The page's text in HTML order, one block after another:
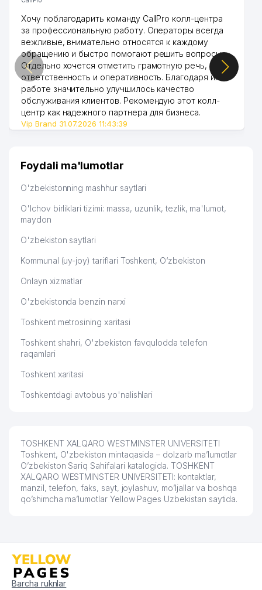
Хочу поблагодарить команду CallPro колл-центра
за профессиональную работу. Операторы всегда
вежливые, внимательно относятся к каждому
обращению и быстро помогают решить вопросы.
Отдельно хочется отметить грамотную речь,
ответственность и оперативность. Благодаря их
работе значительно улучшилось качество
обслуживания клиентов. Рекомендую этот колл-
центр как надежного партнера для бизнеса.
Vip Brand 31.07.2026 11:43:39
Foydali ma'lumotlar
O'zbekistonning mashhur saytlari
O'lchov birliklari tizimi: massa, uzunlik, tezlik, ma'lumot,
maydon
O'zbekiston saytlari
Kommunal (uy-joy) tariflari Toshkent, O‘zbekiston
Onlayn xizmatlar
O'zbekistonda benzin narxi
Toshkent metrosining xaritasi
Toshkent shahri, O'zbekiston favqulodda telefon
raqamlari
Toshkent xaritasi
Toshkentdagi avtobus yo'nalishlari
TOSHKENT XALQARO WESTMINSTER UNIVERSITETI
Toshkent, O'zbekiston mintaqasida – dolzarb ma’lumotlar
O’zbekiston Sariq Sahifalari katalogida. TOSHKENT
XALQARO WESTMINSTER UNIVERSITETI: kontaktlar,
manzil, telefon, faks, sayt, joylashuv, mo’ljallar va boshqa
qo’shimcha ma’lumotlar Yellow Pages Uzbekistan saytida.
Barcha ruknlar